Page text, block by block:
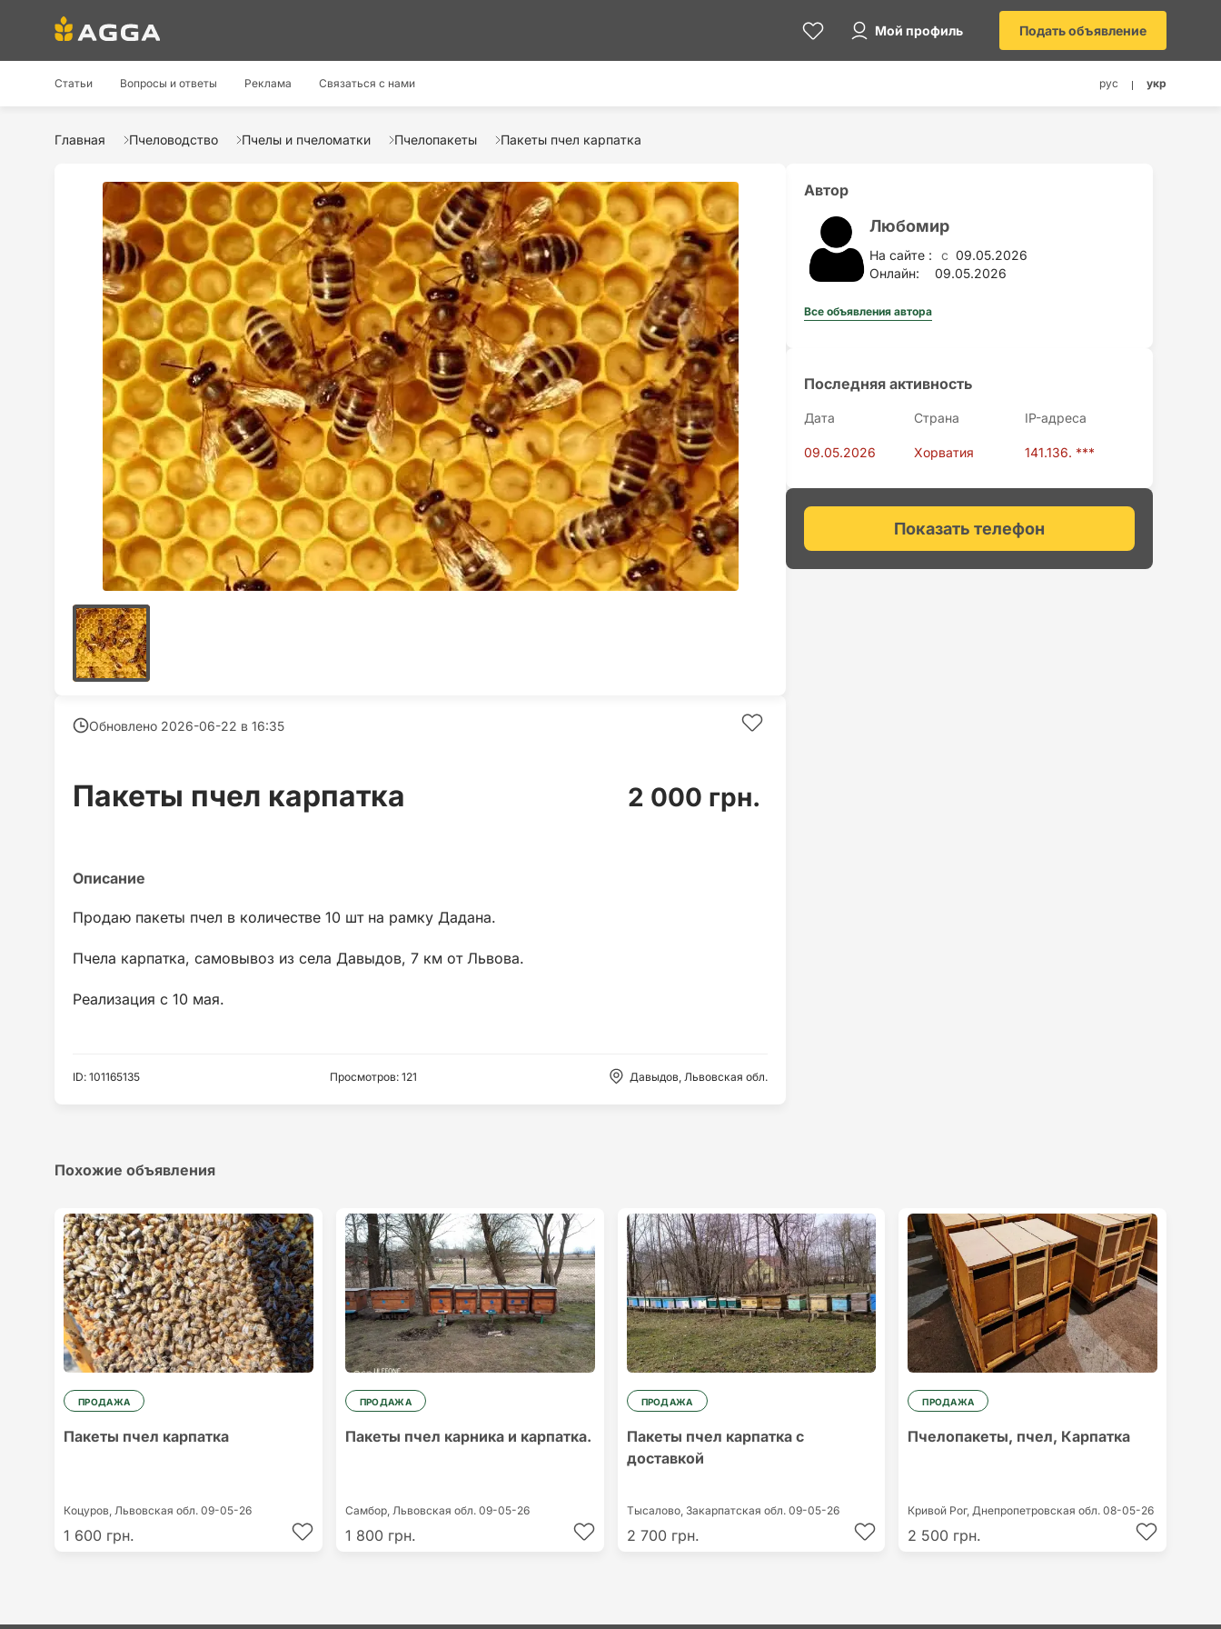
Мой профиль Подать объявление
Статьи Вопросы и ответы Реклама Связаться с нами рус укр
Главная Пчеловодство Пчелы и пчеломатки Пчелопакеты Пакеты пчел карпатка
Обновлено 2026-06-22 в 16:35
Пакеты пчел карпатка 2 000 грн.
Продаю пакеты пчел в количестве 10 шт на рамку Дадана.
Пчела карпатка, самовывоз из села Давыдов, 7 км от Львова.
Реализация с 10 мая.
ID: 101165135 Просмотров: 121 Давыдов, Львовская обл.
Автор
Любомир
На сайте : c 09.05.2026
Онлайн:
09.05.2026
Все объявления автора
Последняя активность
Дата Страна IP-адресa
09.05.2026 Хорватия 141.136. ***
Показать телефон
Похожие объявления
ПРОДАЖА
Пакеты пчел карпатка
Коцуров, Львовская обл. 09-05-26
1 600 грн.
ПРОДАЖА
Пакеты пчел карника и карпатка.
Самбор, Львовская обл. 09-05-26
1 800 грн.
ПРОДАЖА
Пакеты пчел карпатка с
доставкой
Тысалово, Закарпатская обл. 09-05-26
2 700 грн.
ПРОДАЖА
Пчелопакеты, пчел, Карпатка
Кривой Рог,Днепропетровская обл.08-05-26
2 500 грн.